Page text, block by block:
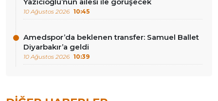
10 Ağustos 2026 10:45
Amedspor’da beklenen transfer: Samuel Ballet
Diyarbakır’a geldi
10 Ağustos 2026 10:39